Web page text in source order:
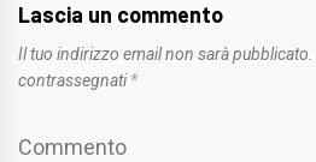
Lascia un commento
Il tuo indirizzo email non sarà pubblicato.
contrassegnati *
Commento